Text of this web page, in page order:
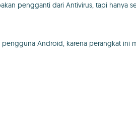
pengganti dari Antivirus, tapi
Android, karena perangkat